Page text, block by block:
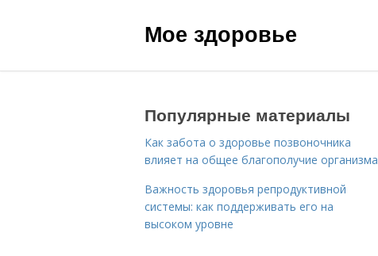
Мое здоровье
Популярные материалы
Как забота о здоровье позвоночника
влияет на общее благополучие организма
Важность здоровья репродуктивной
системы: как поддерживать его на
высоком уровне